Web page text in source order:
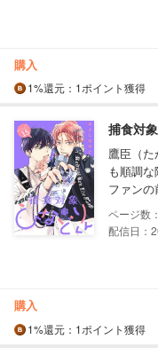
購入
1%還元 ：1ポイント獲得
捕食対
鷹臣（
も順調な
ファンの
配信日：
購入
1%還元 ：1ポイント獲得